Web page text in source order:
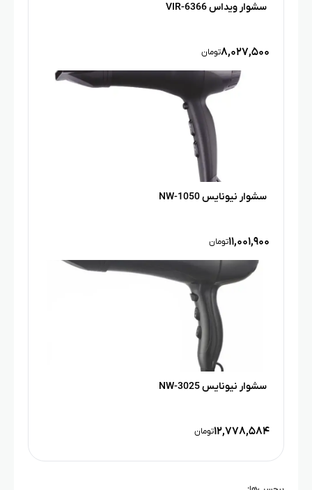
سشوار ویداس VIR-6366
۸,۰۲۷,۵۰۰تومان
سشوار نیونایس NW-1050
۱۱,۰۰۱,۹۰۰تومان
سشوار نیونایس NW-3025
۱۲,۷۷۸,۵۸۴تومان